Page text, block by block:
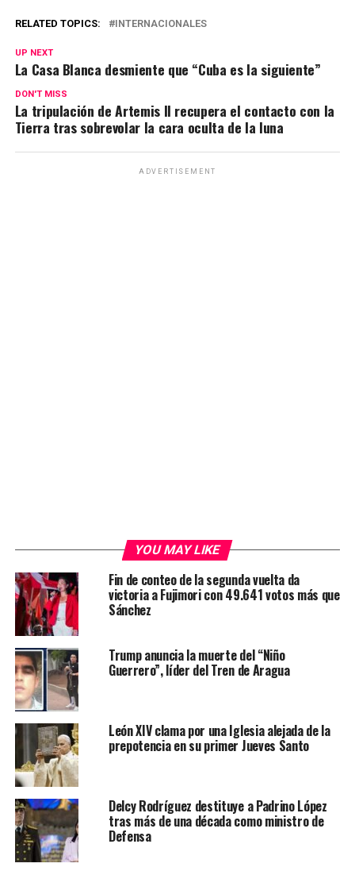
RELATED TOPICS: INTERNACIONALES
UP NEXT
La Casa Blanca desmiente que “Cuba es la siguiente”
DON'T MISS
La tripulación de Artemis II recupera el contacto con la
Tierra tras sobrevolar la cara oculta de la luna
ADVERTISEMENT
YOU MAY LIKE
Fin de conteo de la segunda vuelta da
victoria a Fujimori con 49.641 votos más que
Sánchez
Trump anuncia la muerte del “Niño
Guerrero”, líder del Tren de Aragua
León XIV clama por una Iglesia alejada de la
prepotencia en su primer Jueves Santo
Delcy Rodríguez destituye a Padrino López
tras más de una década como ministro de
Defensa